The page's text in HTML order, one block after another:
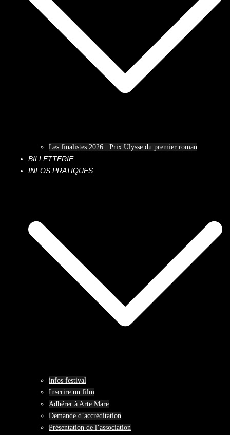
Les finalistes 2026 : Prix Ulysse du premier roman
BILLETTERIE
INFOS PRATIQUES
infos festival
Inscrire un film
Adhérer à Arte Mare
Demande d’accréditation
Présentation de l’association